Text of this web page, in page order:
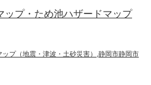
ップ・ため池ハザードマップ
プ（地震・津波・土砂災害） 静岡市静岡市